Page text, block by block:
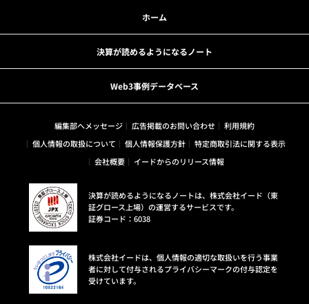
ホーム
決算が読めるようになるノート
Web3事例データベース
編集部へメッセージ 広告掲載のお問い合わせ
利用規約
個人情報の取扱について
個人情報保護方針
特定商取引法に関する表示
会社概要
イードからのリリース情報
決算が読めるようになるノートは、株式会社イード（東
証グロース上場）の運営するサービスです。
証券コード：6038
株式会社イードは、個人情報の適切な取扱いを行う事業
者に対して付与されるプライバシーマークの付与認定を
受けています。